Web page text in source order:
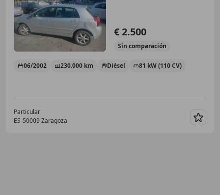
€ 2.500
Sin comparación
06/2002 230.000 km Diésel 81 kW (110 CV)
Particular
ES-50009 Zaragoza